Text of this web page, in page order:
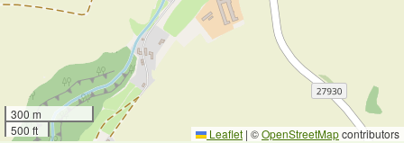
300 m
500 ft
Leaflet | ©OpenStreetMapcontributors